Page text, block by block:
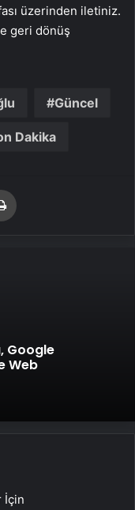
üzerinden iletiniz.
geri dönüş
Güncel
Dakika
Web
İçin